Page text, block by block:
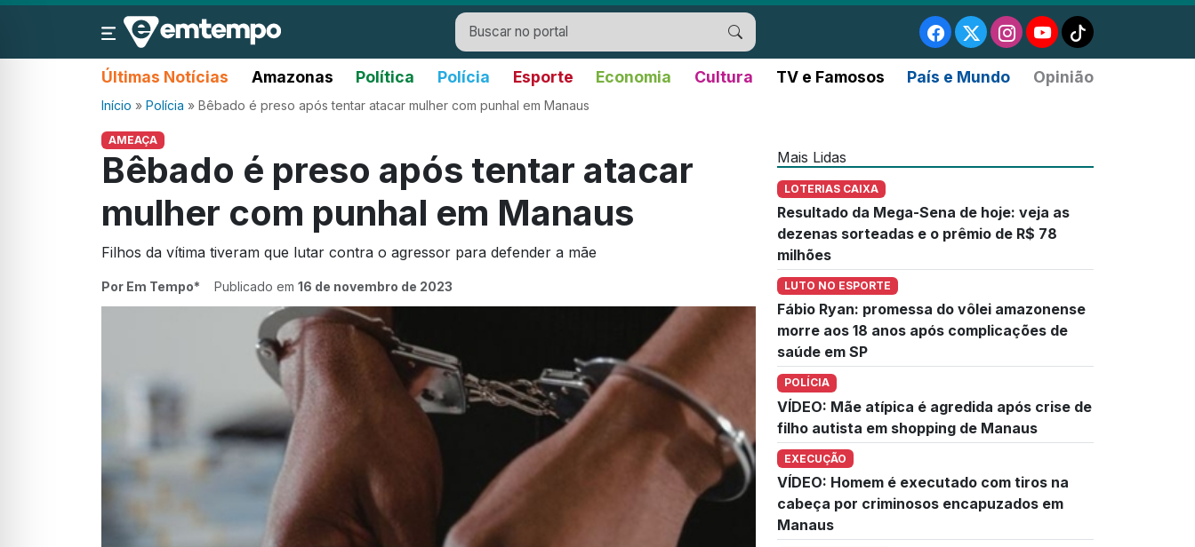
Últimas Notícias Amazonas Política Polícia Esporte Economia Cultura TV e Famosos País e Mundo Opinião
Início » Polícia » Bêbado é preso após tentar atacar mulher com punhal em Manaus
AMEAÇA
Bêbado é preso após tentar atacar
mulher com punhal em Manaus
Filhos da vítima tiveram que lutar contra o agressor para defender a mãe
Por Em Tempo* Publicado em 16 de novembro de 2023
Mais Lidas
LOTERIAS CAIXA
Resultado da Mega-Sena de hoje: veja as
dezenas sorteadas e o prêmio de R$ 78
milhões
LUTO NO ESPORTE
Fábio Ryan: promessa do vôlei amazonense
morre aos 18 anos após complicações de
saúde em SP
POLÍCIA
VÍDEO: Mãe atípica é agredida após crise de
filho autista em shopping de Manaus
EXECUÇÃO
VÍDEO: Homem é executado com tiros na
cabeça por criminosos encapuzados em
Manaus